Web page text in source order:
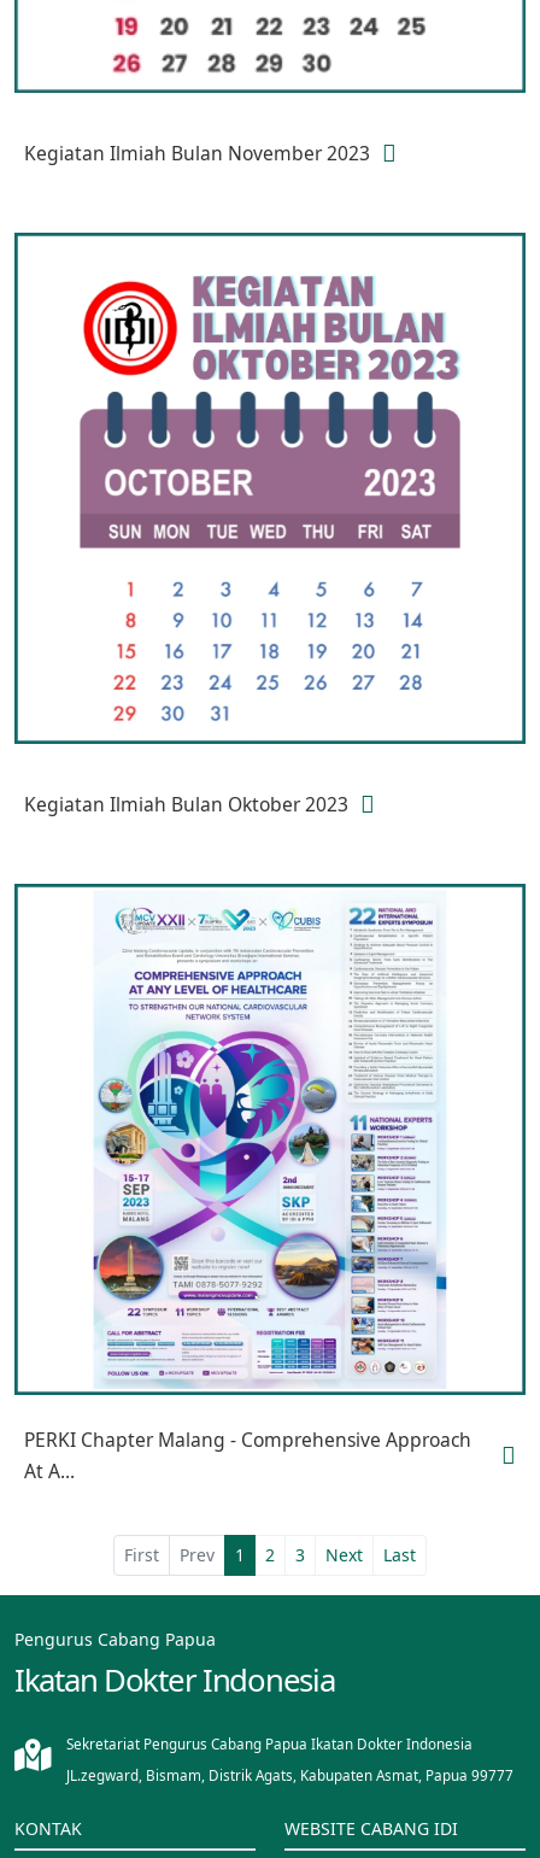
Kegiatan Ilmiah Bulan November 2023
Kegiatan Ilmiah Bulan Oktober 2023
PERKI Chapter Malang - Comprehensive Approach
At A...
First Prev 1 2 3 Next Last
Pengurus Cabang Papua
Ikatan Dokter Indonesia
Sekretariat Pengurus Cabang Papua Ikatan Dokter Indonesia
JL.zegward, Bismam, Distrik Agats, Kabupaten Asmat, Papua 99777
KONTAK WEBSITE CABANG IDI